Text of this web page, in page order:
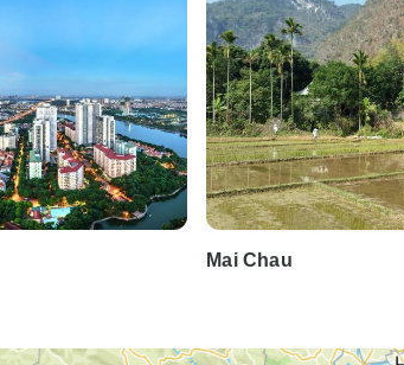
Mai Chau